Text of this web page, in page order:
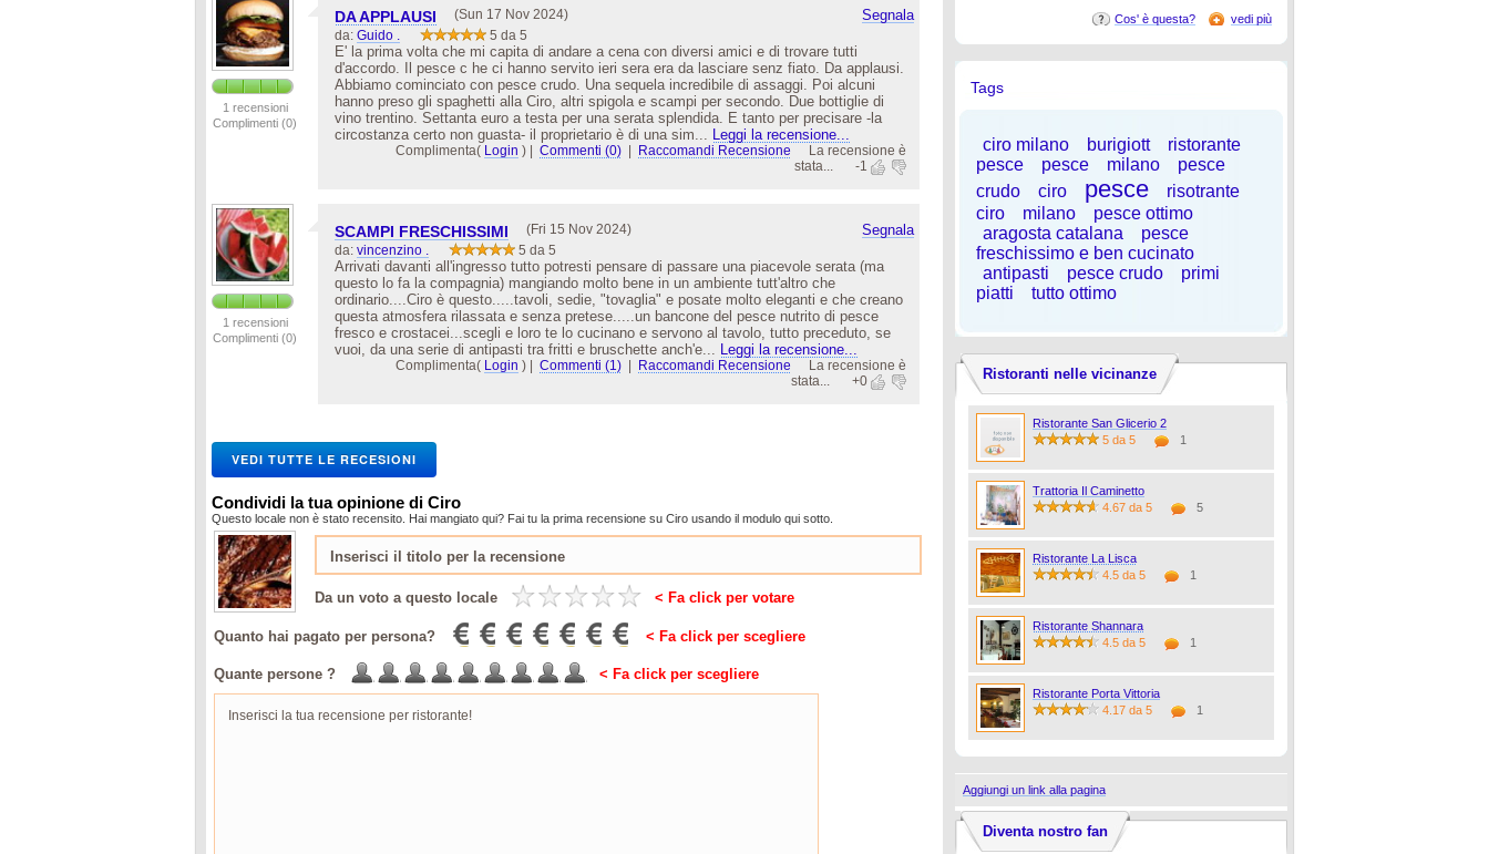
1 recensioni
Complimenti (0)
DA APPLAUSI (Sun 17 Nov 2024) Segnala
da: Guido . 5 da 5
E' la prima volta che mi capita di andare a cena con diversi amici e di trovare tutti
d'accordo. Il pesce c he ci hanno servito ieri sera era da lasciare senz fiato. Da applausi.
Abbiamo cominciato con pesce crudo. Una sequela incredibile di assaggi. Poi alcuni
hanno preso gli spaghetti alla Ciro, altri spigola e scampi per secondo. Due bottiglie di
vino trentino. Settanta euro a testa per una serata splendida. E tanto per precisare -la
circostanza certo non guasta- il proprietario è di una sim...
Leggi la recensione...
Complimenta( Login ) Commenti (0) Raccomandi Recensione
La recensione è
stata...
-1
1 recensioni
Complimenti (0)
SCAMPI FRESCHISSIMI (Fri 15 Nov 2024) Segnala
da: vincenzino . 5 da 5
Arrivati davanti all'ingresso tutto potresti pensare di passare una piacevole serata (ma
questo lo fa la compagnia) mangiando molto bene in un ambiente tutt'altro che
ordinario....Ciro è questo.....tavoli, sedie, "tovaglia" e posate molto eleganti e che creano
questa atmosfera rilassata e senza pretese.....un bancone del pesce nutrito di pesce
fresco e crostacei...scegli e loro te lo cucinano e servono al tavolo, tutto preceduto, se
vuoi, da una serie di antipasti tra fritti e bruschette anch'e...
Leggi la recensione...
Complimenta( Login ) Commenti (1) Raccomandi Recensione
La recensione è
stata...
+0
VEDI TUTTE LE RECESIONI
Condividi la tua opinione di Ciro
Questo locale non è stato recensito. Hai mangiato qui? Fai tu la prima recensione su Ciro usando il modulo qui sotto.
Da un voto a questo locale < Fa click per votare
Quanto hai pagato per persona? < Fa click per scegliere
Quante persone ? < Fa click per scegliere
Cos' è questa? vedi più
Tags
ciro milano burigiott
ristorante
pesce
pesce milano
pesce
crudo
ciro pesce
risotrante
ciro
milano
pesce ottimo
aragosta catalana
pesce
freschissimo e ben cucinato
antipasti
pesce crudo
primi
piatti
tutto ottimo
Ristoranti nelle vicinanze
Ristorante San Glicerio 2
5 da 5
1
Trattoria Il Caminetto
4.67 da 5
5
Ristorante La Lisca
4.5 da 5
1
Ristorante Shannara
4.5 da 5
1
Ristorante Porta Vittoria
4.17 da 5
1
Aggiungi un link alla pagina
Diventa nostro fan